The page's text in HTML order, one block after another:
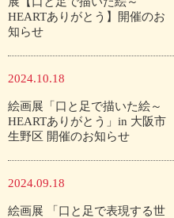
HEARTありがとう】開催のお
知らせ
2024.10.18
絵画展「口と足で描いた絵～
HEARTありがとう」in 大阪市
生野区 開催のお知らせ
2024.09.18
絵画展 「口と足で表現する世